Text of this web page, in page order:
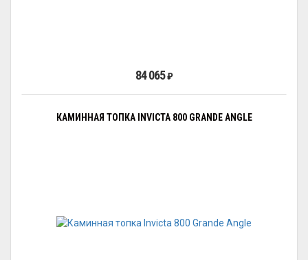
84 065₽
КАМИННАЯ ТОПКА INVICTA 800 GRANDE ANGLE